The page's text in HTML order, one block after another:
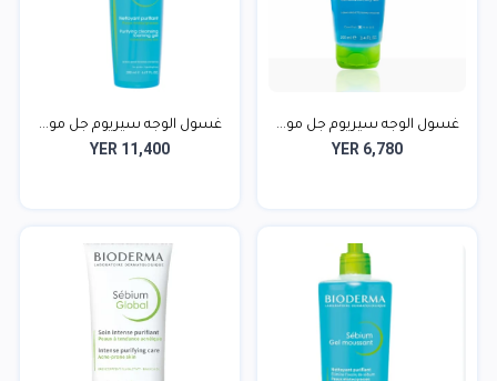
غسول الوجه سيريوم جل مو...
YER 6,780
غسول الوجه سيريوم جل مو...
YER 11,400